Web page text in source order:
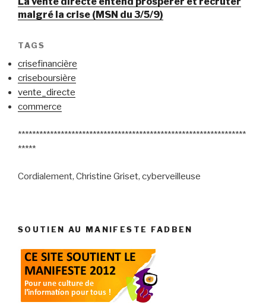
malgré la crise (MSN du 3/5/9)
TAGS
crisefinancière
criseboursière
vente_directe
commerce
****************************************************************
*****
Cordialement, Christine Griset, cyberveilleuse
SOUTIEN AU MANIFESTE FADBEN